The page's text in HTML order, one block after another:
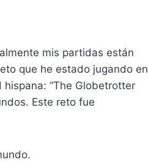
mis partidas están
que he estado jugando en
“The Globetrotter
Este reto fue